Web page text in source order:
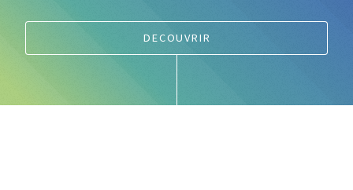
DECOUVRIR